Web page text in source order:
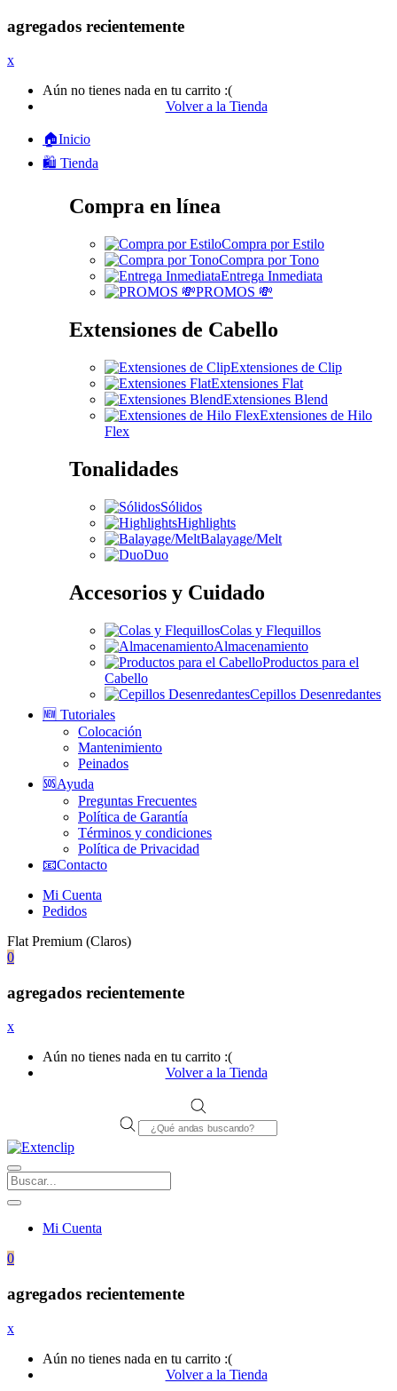
agregados recientemente
x
Aún no tienes nada en tu carrito :(
Volver a la Tienda
🏠Inicio
🛍️ Tienda
Compra en línea
Compra por Estilo
Compra por Tono
Entrega Inmediata
PROMOS 💸
Extensiones de Cabello
Extensiones de Clip
Extensiones Flat
Extensiones Blend
Extensiones de Hilo
Flex
Tonalidades
Sólidos
Highlights
Balayage/Melt
Duo
Accesorios y Cuidado
Colas y Flequillos
Almacenamiento
Productos para el
Cabello
Cepillos Desenredantes
🆕 Tutoriales
Colocación
Mantenimiento
Peinados
🆘Ayuda
Preguntas Frecuentes
Política de Garantía
Términos y condiciones
Política de Privacidad
📧Contacto
Mi Cuenta
Pedidos
Flat Premium (Claros)
0
agregados recientemente
x
Aún no tienes nada en tu carrito :(
Volver a la Tienda
Products
search
Mi Cuenta
0
agregados recientemente
x
Aún no tienes nada en tu carrito :(
Volver a la Tienda